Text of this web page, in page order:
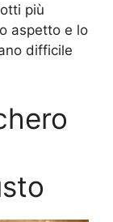
più
aspetto e lo
difficile